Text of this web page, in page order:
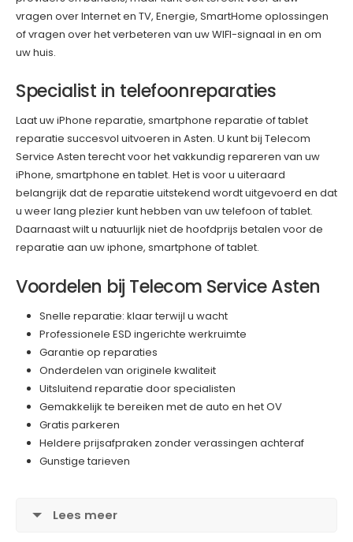
vragen over Internet en TV, Energie, SmartHome oplossingen
of vragen over het verbeteren van uw WIFI-signaal in en om
uw huis.
Specialist in telefoonreparaties
Laat uw iPhone reparatie, smartphone reparatie of tablet
reparatie succesvol uitvoeren in Asten. U kunt bij Telecom
Service Asten terecht voor het vakkundig repareren van uw
iPhone, smartphone en tablet. Het is voor u uiteraard
belangrijk dat de reparatie uitstekend wordt uitgevoerd en dat
u weer lang plezier kunt hebben van uw telefoon of tablet.
Daarnaast wilt u natuurlijk niet de hoofdprijs betalen voor de
reparatie aan uw iphone, smartphone of tablet.
Voordelen bij Telecom Service Asten
Snelle reparatie: klaar terwijl u wacht
Professionele ESD ingerichte werkruimte
Garantie op reparaties
Onderdelen van originele kwaliteit
Uitsluitend reparatie door specialisten
Gemakkelijk te bereiken met de auto en het OV
Gratis parkeren
Heldere prijsafpraken zonder verassingen achteraf
Gunstige tarieven
Lees meer